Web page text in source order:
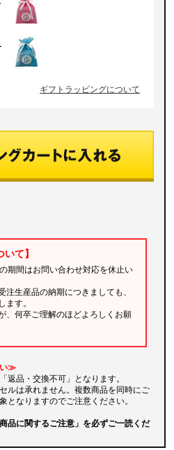
ギフトラッピングについて
て】
期間はお問い合わせ対応を休止い
生産品の納期につきましても、
す。
、何卒ご理解のほどよろしくお願
い≫
返品・交換不可」となります。
ルは承れません。複数商品を同時にご
なりますのでご注意ください。
品に関するご注意」を必ずご一読くだ